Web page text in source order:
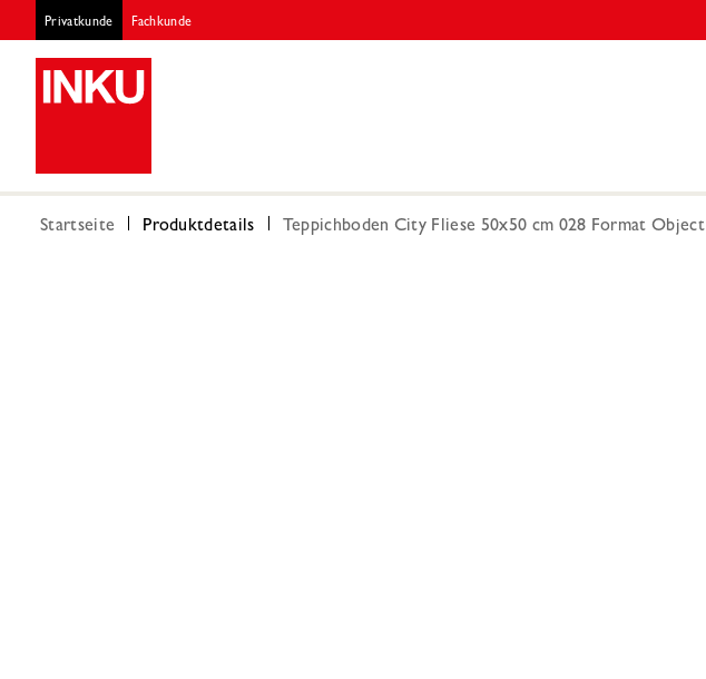
Privatkunde Fachkunde
Startseite Produktdetails Teppichboden City Fliese 50x50 cm 028 Format Object